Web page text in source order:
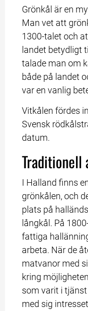
Grönkål är en
Man vet att
1300-talet och
landet betydligt
talade man om
både på landet
var en vanlig
Vitkålen fördes
Svensk
datum.
Traditionell
I Halland finns
grönkålen, och
plats på
långkål. På
fattiga
arbeta. När de
matvanor med
kring
som varit i
med sig